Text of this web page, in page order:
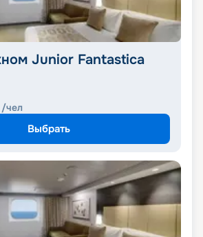
Junior Fantastica
/чел
Выбрать